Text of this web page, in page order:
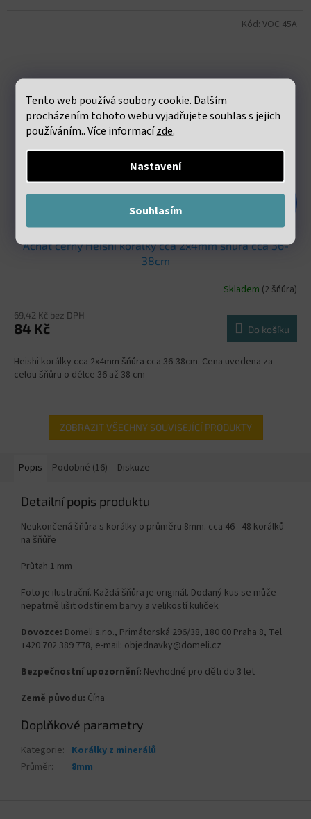
Tento web používá soubory cookie. Dalším
procházením tohoto webu vyjadřujete souhlas s jejich
používáním.. Více informacízde.
Nastavení
Souhlasím
Achát černý Heishi korálky cca 2x4mm šňůra cca 36-
38cm
Skladem (2 šňůra)
69,42 Kč bez DPH
84 Kč Do košíku
Heishi korálky cca 2x4mm šňůra cca 36-38cm. Cena uvedena za
celou šňůru o délce 36 až 38 cm
Kód: VOC 45A
ZOBRAZIT VŠECHNY SOUVISEJÍCÍ PRODUKTY
Popis Podobné (16) Diskuze
Detailní popis produktu
Neukončená šňůra s korálky o průměru 8mm. cca 46 - 48 korálků
na šňůře
Průtah 1 mm
Foto je ilustrační. Každá šňůra je originál. Dodaný kus se může
nepatrně lišit odstínem barvy a velikostí kuliček
Dovozce: Domeli s.r.o., Primátorská 296/38, 180 00 Praha 8, Tel
+420 702 389 778, e-mail: objednavky@domeli.cz
Bezpečnostní upozornění: Nevhodné pro děti do 3 let
Země původu: Čína
Doplňkové parametry
Kategorie: Korálky z minerálů
Průměr: 8mm